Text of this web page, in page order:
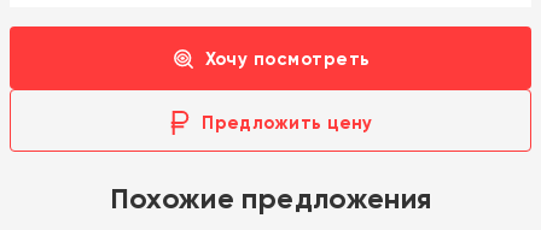
Хочу посмотреть
Предложить цену
Похожие предложения